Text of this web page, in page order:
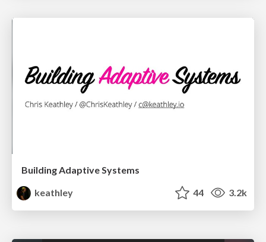
Building Adaptive Systems
keathley
44 3.2k